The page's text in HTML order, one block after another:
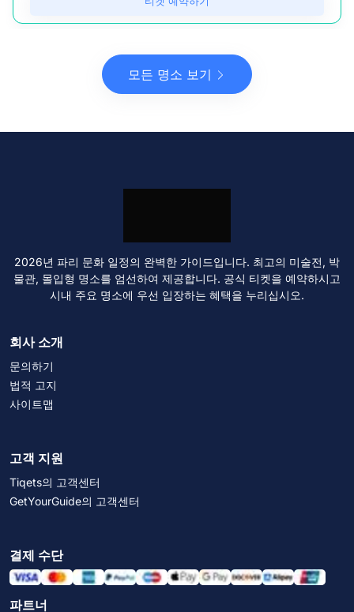
모든 명소 보기
2026년 파리 문화 일정의 완벽한 가이드입니다. 최고의 미술전, 박
물관, 몰입형 명소를 엄선하여 제공합니다. 공식 티켓을 예약하시고
시내 주요 명소에 우선 입장하는 혜택을 누리십시오.
회사 소개
문의하기
법적 고지
사이트맵
고객 지원
Tiqets의 고객센터
GetYourGuide의 고객센터
결제 수단
파트너